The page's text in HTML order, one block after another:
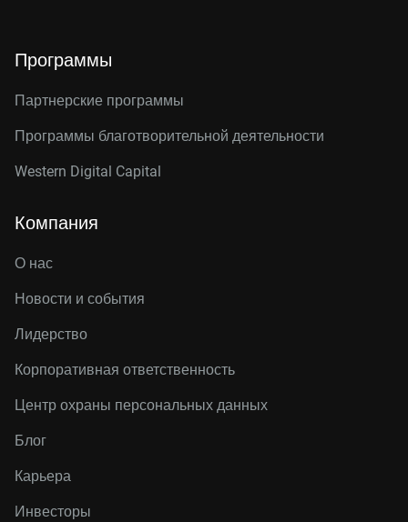
Программы
Партнерские программы
Программы благотворительной деятельности
Western Digital Capital
Компания
О нас
Новости и события
Лидерство
Корпоративная ответственность
Центр охраны персональных данных
Блог
Карьера
Инвесторы